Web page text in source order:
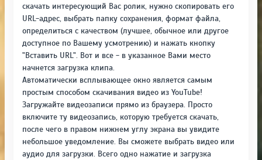
скачать интересующий Вас ролик, нужно скопировать его
URL-адрес, выбрать папку сохранения, формат файла,
определиться с качеством (лучшее, обычное или другое
доступное по Вашему усмотрению) и нажать кнопку
"Вставить URL". Вот и все - в указанное Вами место
начнется загрузка клипа.
Автоматически всплывающее окно является самым
простым способом скачивания видео из YouTube!
Загружайте видеозаписи прямо из браузера. Просто
включите ту видеозапись, которую требуется скачать,
после чего в правом нижнем углу экрана вы увидите
небольшое уведомление. Вы сможете выбрать видео или
аудио для загрузки. Всего одно нажатие и загрузка